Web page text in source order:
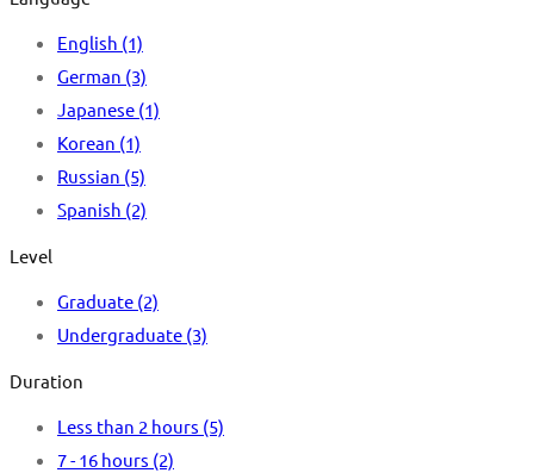
English (1)
German (3)
Japanese (1)
Korean (1)
Russian (5)
Spanish (2)
Level
Graduate (2)
Undergraduate (3)
Duration
Less than 2 hours (5)
7 - 16 hours (2)